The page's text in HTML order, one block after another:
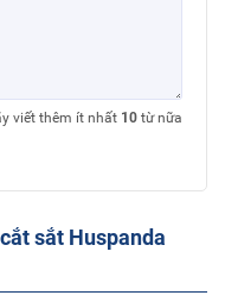
viết thêm ít nhất 10 từ nữa
sắt Huspanda